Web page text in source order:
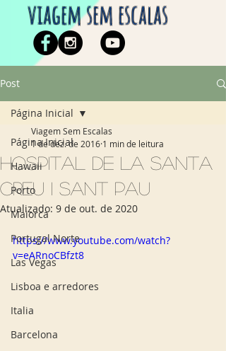
viagem sem escalas
Post
Página Inicial
Hawaii
Porto
Maiorca
Portugal Norte
Las Vegas
Lisboa e arredores
Italia
Barcelona
Página Inicial
Hospital de la Santa
Creu i Sant Pau
Viagem Sem Escalas
1 de dez. de 2016 1 min de leitura
Atualizado: 9 de out. de 2020
https://www.youtube.com/watch?
v=eARnoCBfzt8